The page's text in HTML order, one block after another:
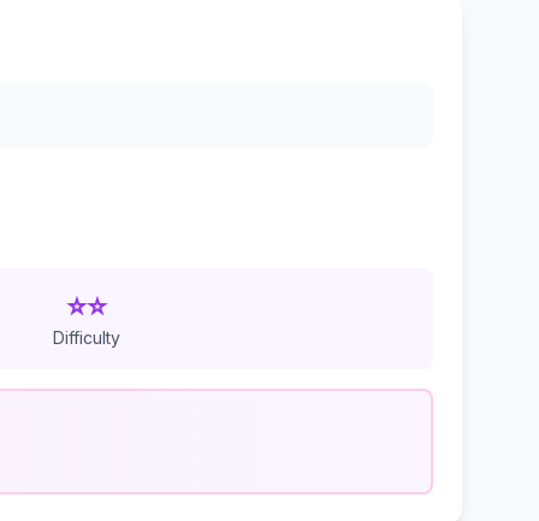
⭐⭐
Difficulty